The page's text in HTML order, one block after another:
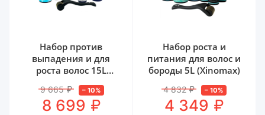
Набор против
выпадения и для
роста волос 15L
9 665 ₽ – 10%
8 699 ₽
Набор роста и
питания для волос и
бороды 5L (Xinomax)
4 832 ₽ – 10%
4 349 ₽